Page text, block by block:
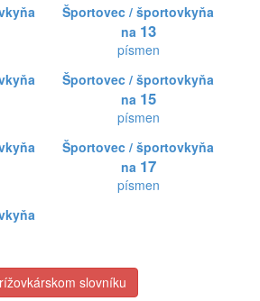
Športovec / športovkyňa
na 13
písmen
Športovec / športovkyňa
na 15
písmen
Športovec / športovkyňa
na 17
písmen
slovníku